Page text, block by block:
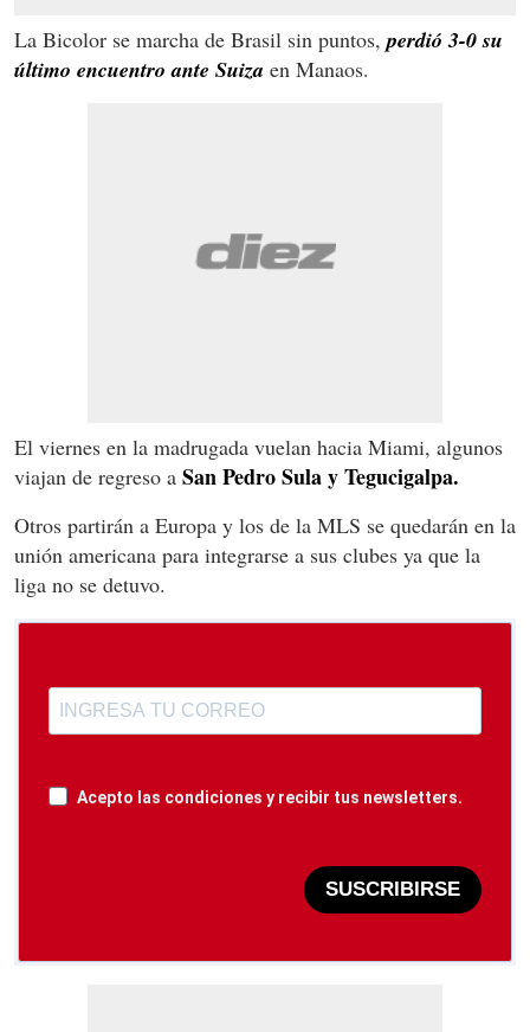
La Bicolor se marcha de Brasil sin puntos, perdió 3-0 su
último encuentro ante Suiza en Manaos.
El viernes en la madrugada vuelan hacia Miami, algunos
viajan de regreso a San Pedro Sula y Tegucigalpa.
Otros partirán a Europa y los de la MLS se quedarán en la
unión americana para integrarse a sus clubes ya que la
liga no se detuvo.
Acepto las condiciones y recibir tus newsletters.
SUSCRIBIRSE